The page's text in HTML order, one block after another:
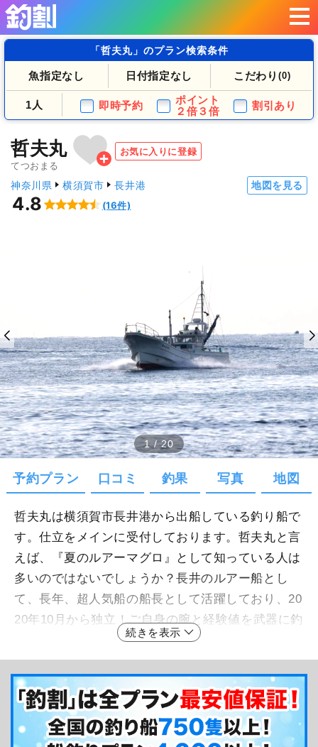
「哲夫丸」のプラン検索条件
魚指定なし 日付指定なし こだわり (0)
1人 即時予約
ポイント
２倍３倍
割引あり
哲夫丸
てつおまる
お気に入りに登録
神奈川県 横須賀市 長井港 地図を見る
4.8 (16件)
1/20
予約プラン 口コミ 釣果 写真 地図
哲夫丸は横須賀市長井港から出船している釣り船で
す。仕立をメインに受付しております。哲夫丸と言
えば、『夏のルアーマグロ』として知っている人は
多いのではないでしょうか？長井のルアー船とし
て、長年、超人気船の船長として活躍しており、20
20年10月から独立！ご自身の腕と経験値を武器に釣
り船として活躍される若きエースです。夏のマグロ
の他、秋のアオリイカやカワハギ、青物ルアー、冬
のサワラといった相模湾で人気のルアーフィッシン
グやゲームフィッシングに対応しております。ルア
ー好きの方はぜひご利用下さい。
続きを表示